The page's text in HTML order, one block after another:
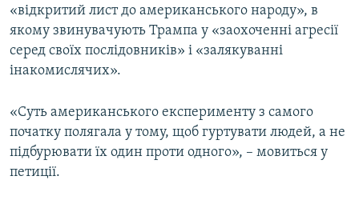
«відкритий лист до американського народу», в
якому звинувачують Трампа у «заохоченні агресії
серед своїх послідовників» і «залякуванні
інакомислячих».
«Суть американського експерименту з самого
початку полягала у тому, щоб гуртувати людей, а не
підбурювати їх один проти одного», – мовиться у
петиції.